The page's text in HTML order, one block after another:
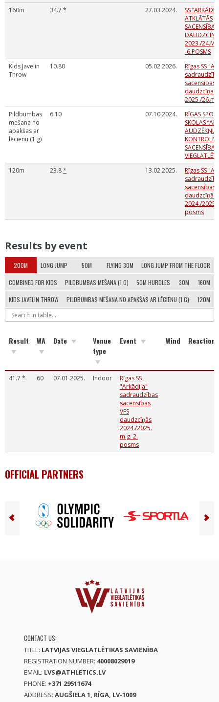
160m
34.7 * 27.03.2024.
SS
ATKLĀTĀS
2023./
-6.POSMS
Kids Javelin
Throw
10.80 05.02.2026.
Rīgas SS
sacensības
daudzcīņas
2025./
Pildbumbas
mešana no
apakšas ar
lēcienu (1 g)
6.10 07.10.2024.
RĪGAS
SKOLAS
AUDZĒKŅU
SACENSĪBAS
120m
23.8* 13.02.2025.
Rīgas SS
sacensības
daudzcīņās
2024./2025.
posms
Results by event
200M LONG JUMP 50M FLYING 30M LONG JUMP FROM THE FLOOR
COMBINED FOR KIDS PILDBUMBAS MEŠANA (1 G) 50M HURDLES 30M 160M
KIDS JAVELIN THROW PILDBUMBAS MEŠANA NO APAKŠAS AR LĒCIENU (1 G) 120M
Result WA Date
Venue
type
Event Wind Reaction
41.7 * 60 07.01.2025. Indoor
Rīgas SS
"Arkādija"
sadraudzības
sacensības
VFS
daudzcīņās
2024./2025.
m.g. 2.
posms
OFFICIAL PARTNERS
CONTACT US:
TITLE: LATVIJAS VIEGLATLĒTIKAS SAVIENĪBA
REGISTRATION NUMBER: 40008029019
EMAIL: LVS@ATHLETICS.LV
PHONE: +371 29511674
ADDRESS: AUGŠIELA 1, RĪGA, LV-1009